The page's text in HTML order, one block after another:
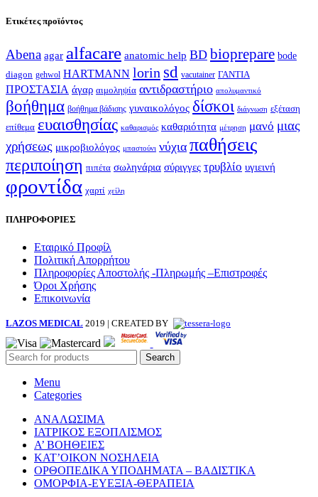
Ετικέτες προϊόντος
Abena agar alfacare anatomic help BD bioprepare bode
diagon gehwol HARTMANN lorin sd vacutainer ΓΑΝΤΙΑ
ΠΡΟΣΤΑΣΙΑ άγαρ αιμοληψία αντιδραστήριο απολυμαντικό
βοήθημα βοήθημα βάδισης γυναικολόγος δίσκοι διάγνωση εξέταση
επίθεμα ευαισθησίας καθαρισμός καθαριότητα μέτρηση μανό μιας
χρήσεως μικροβιολόγος μπαστούνι νύχια παθήσεις
περιποίηση πιπέτα σωληνάρια σύριγγες τρυβλίο υγιεινή
φροντίδα χαρτί χείλη
ΠΛΗΡΟΦΟΡΙΕΣ
Εταιρικό Προφίλ
Πολιτική Απορρήτου
Πληροφορίες Αποστολής -Πληρωμής –Επιστροφές
Όροι Χρήσης
Επικοινωνία
LAZOS MEDICAL 2019 | CREATED BY
Search
Menu
Categories
ΑΝΑΛΩΣΙΜΑ
ΙΑΤΡΙΚΟΣ ΕΞΟΠΛΙΣΜΟΣ
Α’ ΒΟΗΘΕΙΕΣ
ΚΑΤ’ΟΙΚΟΝ ΝΟΣΗΛΕΙΑ
ΟΡΘΟΠΕΔΙΚΑ ΥΠΟΔΗΜΑΤΑ – ΒΑΔΙΣΤΙΚΑ
ΟΜΟΡΦΙΑ-ΕΥΕΞΙΑ-ΘΕΡΑΠΕΙΑ